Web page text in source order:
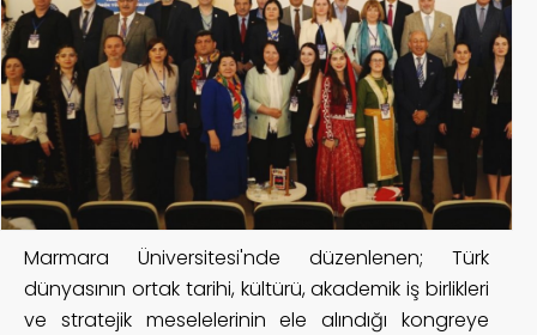
Marmara Üniversitesi'nde düzenlenen; Türk
dünyasının ortak tarihi, kültürü, akademik iş birlikleri
ve stratejik meselelerinin ele alındığı kongreye